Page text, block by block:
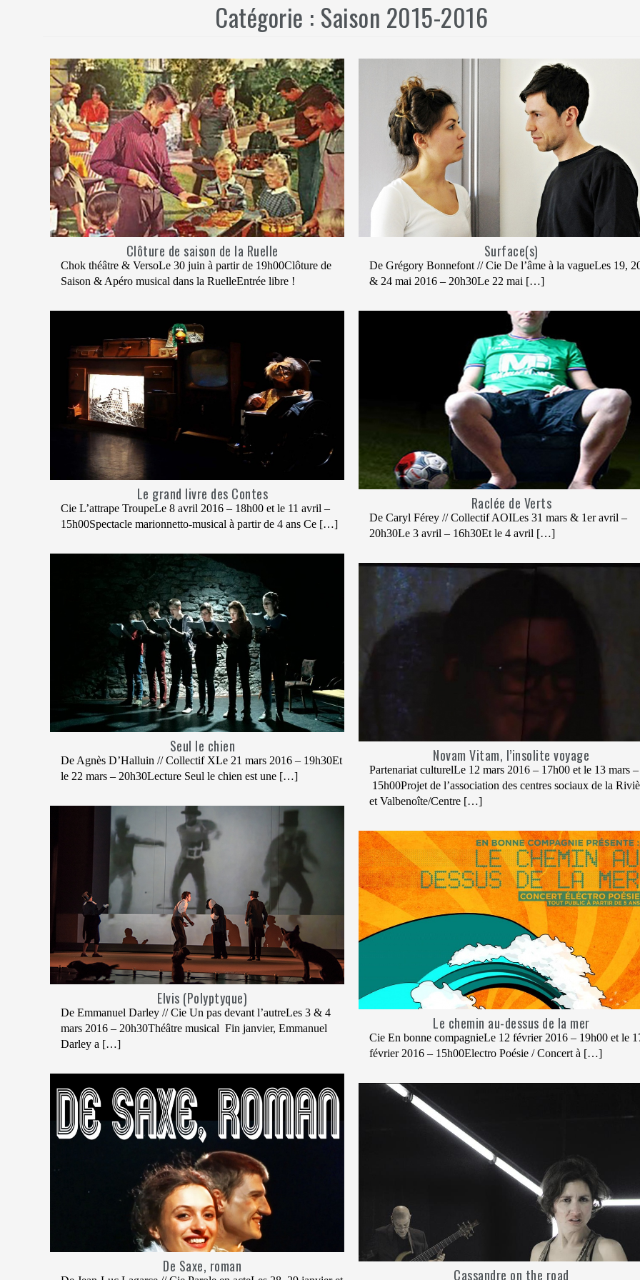
Catégorie : Saison 2015-2016
Clôture de saison de la Ruelle
Chok théâtre & VersoLe 30 juin à partir de 19h00Clôture de
Saison & Apéro musical dans la RuelleEntrée libre !
Surface(s)
De Grégory Bonnefont // Cie De l’âme à la vagueLes 19,
& 24 mai 2016 – 20h30Le 22 mai […]
Le grand livre des Contes
Cie L’attrape TroupeLe 8 avril 2016 – 18h00 et le 11 avril –
15h00Spectacle marionnetto-musical à partir de 4 ans Ce […]
Raclée de Verts
De Caryl Férey // Collectif AOILes 31 mars & 1er avril –
20h30Le 3 avril – 16h30Et le 4 avril […]
Seul le chien
De Agnès D’Halluin // Collectif XLe 21 mars 2016 – 19h30Et
le 22 mars – 20h30Lecture Seul le chien est une […]
Novam Vitam, l’insolite voyage
Partenariat culturelLe 12 mars 2016 – 17h00 et le 13 mars –
15h00Projet de l’association des centres sociaux de la
et Valbenoîte/Centre […]
Elvis (Polyptyque)
De Emmanuel Darley // Cie Un pas devant l’autreLes 3 & 4
mars 2016 – 20h30Théâtre musical Fin janvier, Emmanuel
Darley a […]
Le chemin au-dessus de la mer
Cie En bonne compagnieLe 12 février 2016 – 19h00 et le
février 2016 – 15h00Electro Poésie / Concert à […]
De Saxe, roman
Cassandre on the road